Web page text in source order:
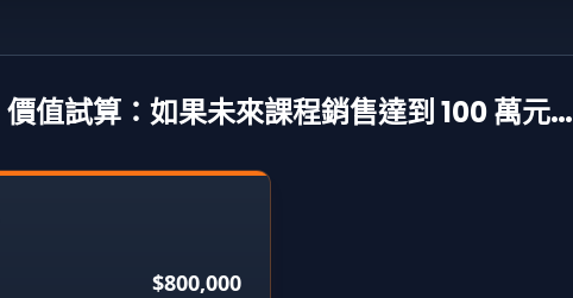
價值試算：如果未來課程銷售達到 100 萬元…
$800,000